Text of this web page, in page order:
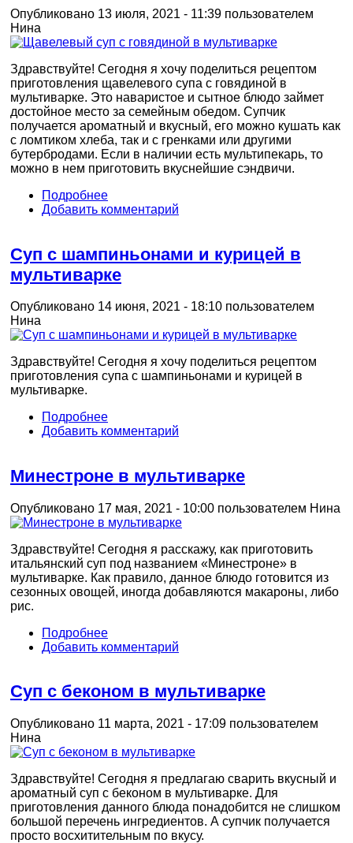
Опубликовано 13 июля, 2021 - 11:39 пользователем
Нина
Здравствуйте! Сегодня я хочу поделиться рецептом
приготовления щавелевого супа с говядиной в
мультиварке. Это наваристое и сытное блюдо займет
достойное место за семейным обедом. Супчик
получается ароматный и вкусный, его можно кушать как
с ломтиком хлеба, так и с гренками или другими
бутербродами. Если в наличии есть мультипекарь, то
можно в нем приготовить вкуснейшие сэндвичи.
Подробнее
Добавить комментарий
Суп с шампиньонами и курицей в
мультиварке
Опубликовано 14 июня, 2021 - 18:10 пользователем
Нина
Здравствуйте! Сегодня я хочу поделиться рецептом
приготовления супа с шампиньонами и курицей в
мультиварке.
Подробнее
Добавить комментарий
Минестроне в мультиварке
Опубликовано 17 мая, 2021 - 10:00 пользователем Нина
Здравствуйте! Сегодня я расскажу, как приготовить
итальянский суп под названием «Минестроне» в
мультиварке. Как правило, данное блюдо готовится из
сезонных овощей, иногда добавляются макароны, либо
рис.
Подробнее
Добавить комментарий
Суп с беконом в мультиварке
Опубликовано 11 марта, 2021 - 17:09 пользователем
Нина
Здравствуйте! Сегодня я предлагаю сварить вкусный и
ароматный суп с беконом в мультиварке. Для
приготовления данного блюда понадобится не слишком
большой перечень ингредиентов. А супчик получается
просто восхитительным по вкусу.